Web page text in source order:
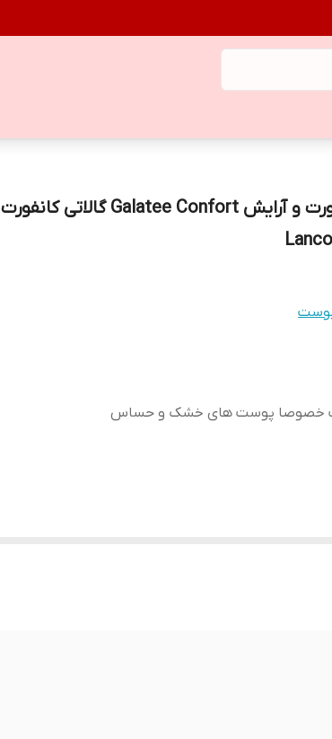
شیر پاک کننده صورت و آرایش Galatee Confort گالاتی کانفورت
پوست
خصوصا پوست های خشک و حساس